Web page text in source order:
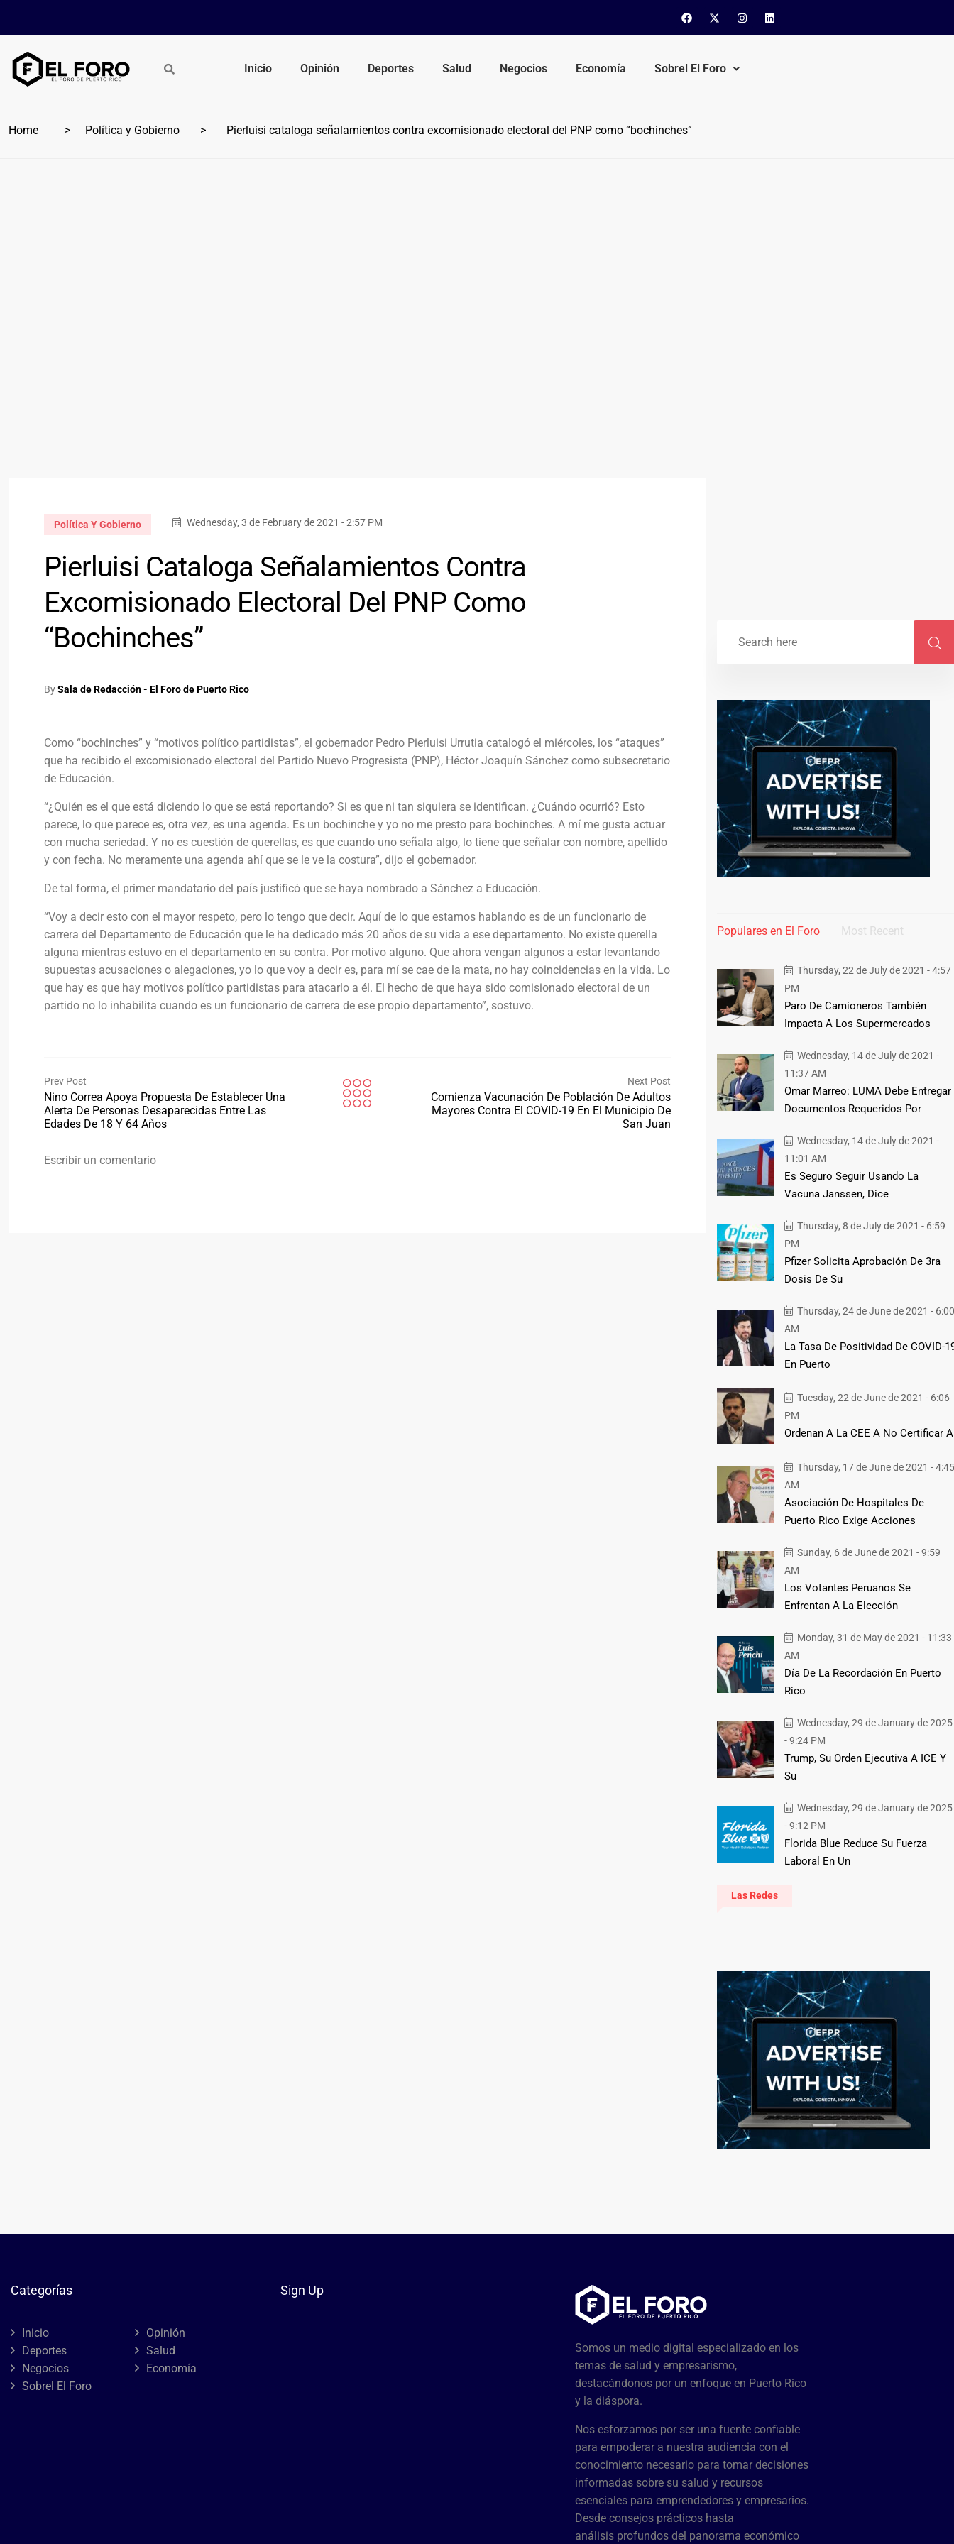
Inicio Opinión Deportes Salud Negocios Economía Sobrel El Foro
Home Política y Gobierno Pierluisi cataloga señalamientos contra excomisionado electoral del PNP como “bochinches”
Política Y Gobierno Wednesday, 3 de February de 2021 - 2:57 PM
Pierluisi Cataloga Señalamientos Contra
Excomisionado Electoral Del PNP Como
“bochinches”
BySala de Redacción - El Foro de Puerto Rico
Como “bochinches” y “motivos político partidistas”, el gobernador Pedro Pierluisi Urrutia catalogó el miércoles, los “ataques”
que ha recibido el excomisionado electoral del Partido Nuevo Progresista (PNP), Héctor Joaquín Sánchez como subsecretario
de Educación.
“¿Quién es el que está diciendo lo que se está reportando? Si es que ni tan siquiera se identifican. ¿Cuándo ocurrió? Esto
parece, lo que parece es, otra vez, es una agenda. Es un bochinche y yo no me presto para bochinches. A mí me gusta actuar
con mucha seriedad. Y no es cuestión de querellas, es que cuando uno señala algo, lo tiene que señalar con nombre, apellido
y con fecha. No meramente una agenda ahí que se le ve la costura”, dijo el gobernador.
De tal forma, el primer mandatario del país justificó que se haya nombrado a Sánchez a Educación.
“Voy a decir esto con el mayor respeto, pero lo tengo que decir. Aquí de lo que estamos hablando es de un funcionario de
carrera del Departamento de Educación que le ha dedicado más 20 años de su vida a ese departamento. No existe querella
alguna mientras estuvo en el departamento en su contra. Por motivo alguno. Que ahora vengan algunos a estar levantando
supuestas acusaciones o alegaciones, yo lo que voy a decir es, para mí se cae de la mata, no hay coincidencias en la vida. Lo
que hay es que hay motivos político partidistas para atacarlo a él. El hecho de que haya sido comisionado electoral de un
partido no lo inhabilita cuando es un funcionario de carrera de ese propio departamento”, sostuvo.
Prev Post
Nino Correa Apoya Propuesta De Establecer Una
Alerta De Personas Desaparecidas Entre Las
Edades De 18 Y 64 Años
Next Post
Comienza Vacunación De Población De Adultos
Mayores Contra El COVID-19 En El Municipio De
San Juan
Escribir un comentario
Populares en El Foro Most Recent
Thursday, 22 de July de 2021 - 4:57
PM
Paro De Camioneros También
Impacta A Los Supermercados
Wednesday, 14 de July de 2021 -
11:37 AM
Omar Marreo: LUMA Debe Entregar
Documentos Requeridos Por
Wednesday, 14 de July de 2021 -
11:01 AM
Es Seguro Seguir Usando La
Vacuna Janssen, Dice
Thursday, 8 de July de 2021 - 6:59
PM
Pfizer Solicita Aprobación De 3ra
Dosis De Su
Thursday, 24 de June de 2021 - 6:00
AM
La Tasa De Positividad De COVID-
En Puerto
Tuesday, 22 de June de 2021 - 6:06
PM
Ordenan A La CEE A No Certificar A
Thursday, 17 de June de 2021 - 4:45
AM
Asociación De Hospitales De
Puerto Rico Exige Acciones
Sunday, 6 de June de 2021 - 9:59
AM
Los Votantes Peruanos Se
Enfrentan A La Elección
Monday, 31 de May de 2021 - 11:33
AM
Día De La Recordación En Puerto
Rico
Wednesday, 29 de January de 2025
- 9:24 PM
Trump, Su Orden Ejecutiva A ICE Y
Su
Wednesday, 29 de January de 2025
- 9:12 PM
Florida Blue Reduce Su Fuerza
Laboral En Un
Las Redes
Categorías
Inicio
Opinión
Deportes
Salud
Negocios
Economía
Sobrel El Foro
Sign Up
Somos un medio digital especializado en los
temas de salud y empresarismo,
destacándonos por un enfoque en Puerto Rico
y la diáspora.
Nos esforzamos por ser una fuente confiable
para empoderar a nuestra audiencia con el
conocimiento necesario para tomar decisiones
informadas sobre su salud y recursos
esenciales para emprendedores y empresarios.
Desde consejos prácticos hasta
análisis profundos del panorama económico